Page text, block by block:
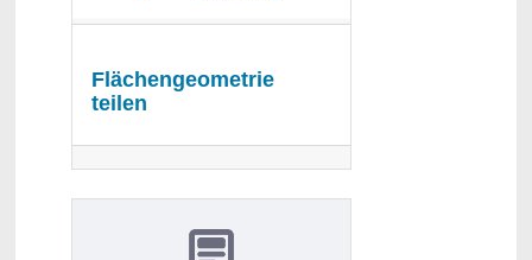
Flächengeometrie
teilen